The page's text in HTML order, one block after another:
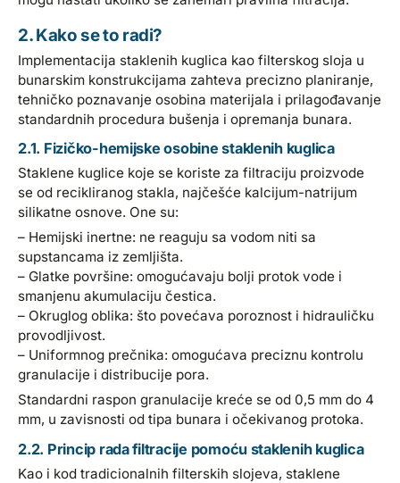
2. Kako se to radi?
Implementacija staklenih kuglica kao filterskog sloja u
bunarskim konstrukcijama zahteva precizno planiranje,
tehničko poznavanje osobina materijala i prilagođavanje
standardnih procedura bušenja i opremanja bunara.
2.1. Fizičko-hemijske osobine staklenih kuglica
Staklene kuglice koje se koriste za filtraciju proizvode
se od recikliranog stakla, najčešće kalcijum-natrijum
silikatne osnove. One su:
– Hemijski inertne: ne reaguju sa vodom niti sa
supstancama iz zemljišta.
– Glatke površine: omogućavaju bolji protok vode i
smanjenu akumulaciju čestica.
– Okruglog oblika: što povećava poroznost i hidrauličku
provodljivost.
– Uniformnog prečnika: omogućava preciznu kontrolu
granulacije i distribucije pora.
Standardni raspon granulacije kreće se od 0,5 mm do 4
mm, u zavisnosti od tipa bunara i očekivanog protoka.
2.2. Princip rada filtracije pomoću staklenih kuglica
Kao i kod tradicionalnih filterskih slojeva, staklene